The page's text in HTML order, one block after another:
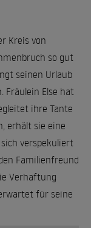
Kreis von
so gut
seinen Urlaub
Fräulein Else hat
ihre Tante
erhält sie eine
verspeku­liert
Familienfreund
Verhaftung
für seine